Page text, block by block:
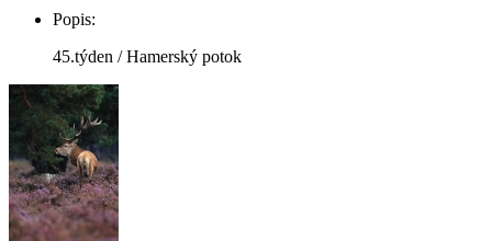
Popis:
45.týden / Hamerský potok